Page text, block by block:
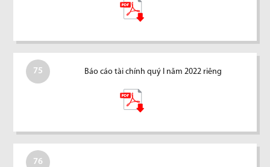
75 Báo cáo tài chính quý I năm 2022 riêng
76